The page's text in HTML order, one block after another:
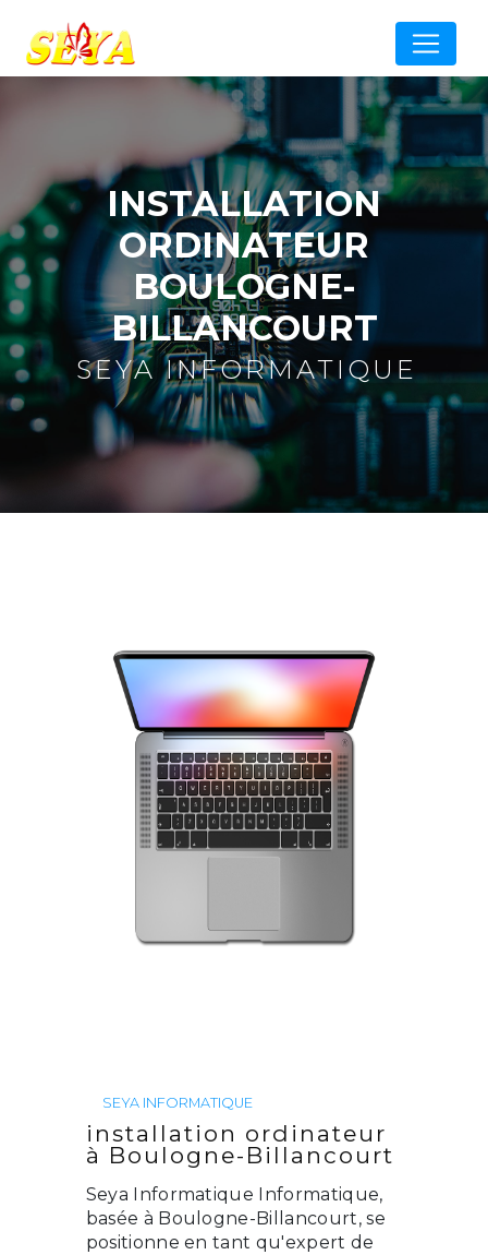
INSTALLATION
ORDINATEUR
BOULOGNE-
BILLANCOURT
SEYA INFORMATIQUE
SEYA INFORMATIQUE
installation ordinateur
à Boulogne-Billancourt
Seya Informatique Informatique,
basée à Boulogne-Billancourt, se
positionne en tant qu'expert de